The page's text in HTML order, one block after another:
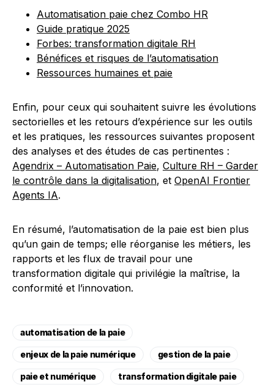
Automatisation paie chez Combo HR
Guide pratique 2025
Forbes: transformation digitale RH
Bénéfices et risques de l’automatisation
Ressources humaines et paie
Enfin, pour ceux qui souhaitent suivre les évolutions
sectorielles et les retours d’expérience sur les outils
et les pratiques, les ressources suivantes proposent
des analyses et des études de cas pertinentes :
Agendrix – Automatisation Paie, Culture RH – Garder
le contrôle dans la digitalisation, et OpenAI Frontier
Agents IA.
En résumé, l’automatisation de la paie est bien plus
qu’un gain de temps; elle réorganise les métiers, les
rapports et les flux de travail pour une
transformation digitale qui privilégie la maîtrise, la
conformité et l’innovation.
automatisation de la paie
enjeux de la paie numérique gestion de la paie
paie et numérique transformation digitale paie